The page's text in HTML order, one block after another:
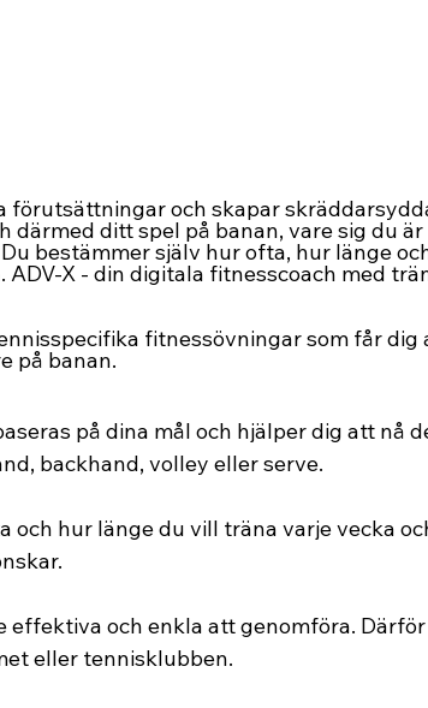
förutsättningar och skapar
därmed ditt spel på banan, vare sig du
bestämmer själv hur ofta, hur länge
ADV-X - din digitala fitnesscoach med
fitnessövningar som får dig
på banan.
på dina mål och hjälper dig att nå
backhand, volley eller serve.
och hur länge du vill träna varje vecka
effektiva och enkla att genomföra.
eller tennisklubben.